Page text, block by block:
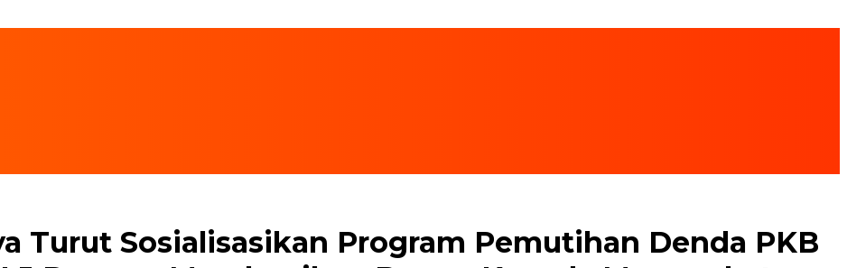
Turut Sosialisasikan Program Pemutihan Denda PKB